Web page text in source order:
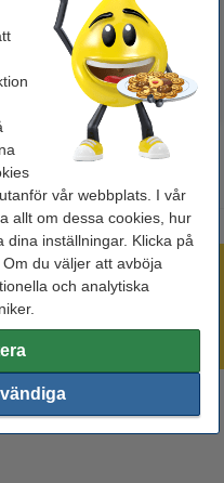
vår webbplats. I vår
allt om dessa cookies, hur
inställningar. Klicka på
du väljer att avböja
och analytiska
50 kr Inkl. 25% Moms
på 08-550 04 123